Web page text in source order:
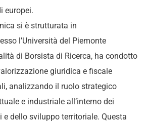
europei.
si è strutturata in
l’Università del Piemonte
di Borsista di Ricerca, ha condotto
giuridica e fiscale
analizzando il ruolo strategico
e industriale all’interno dei
e dello sviluppo territoriale. Questa